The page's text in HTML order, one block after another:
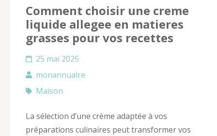
Comment choisir une creme
liquide allegee en matieres
grasses pour vos recettes
25 mai 2025
monannuaire
Maison
La sélection d’une crème adaptée à vos
préparations culinaires peut transformer vos